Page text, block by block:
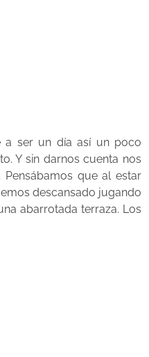
a ser un día así un poco
Y sin darnos cuenta nos
que al estar
descansado jugando
abarrotada terraza. Los